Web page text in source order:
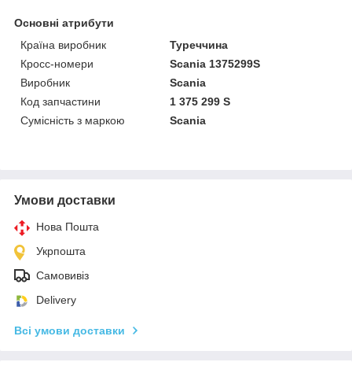
Основні атрибути
Країна виробник
Туреччина
Кросс-номери
Scania 1375299S
Виробник
Scania
Код запчастини
1 375 299 S
Сумісність з маркою
Scania
Умови доставки
Нова Пошта
Укрпошта
Самовивіз
Delivery
Всі умови доставки